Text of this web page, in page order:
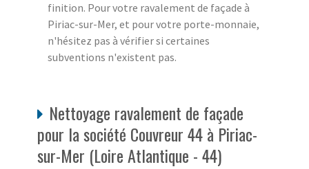
finition. Pour votre ravalement de façade à
Piriac-sur-Mer, et pour votre porte-monnaie,
n'hésitez pas à vérifier si certaines
subventions n'existent pas.
Nettoyage ravalement de façade
pour la société Couvreur 44 à Piriac-
sur-Mer (Loire Atlantique - 44)